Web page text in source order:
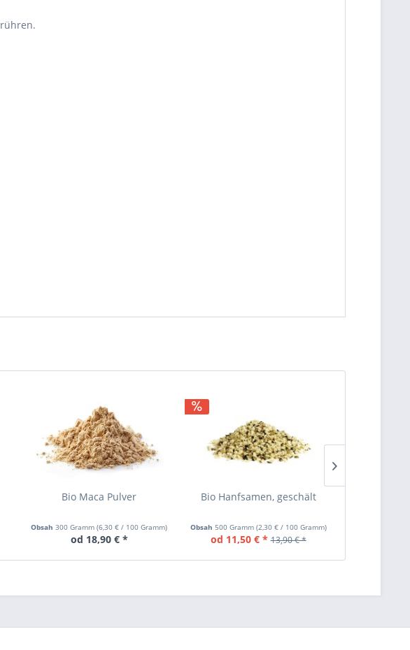
Bio Maca Pulver
Obsah300 Gramm(6,30 € / 100 Gramm)
od 18,90 € *
Bio Hanfsamen, geschält
Obsah 500 Gramm (2,30 €/ 100 Gramm)
od 11,50 € * 13,90 € *